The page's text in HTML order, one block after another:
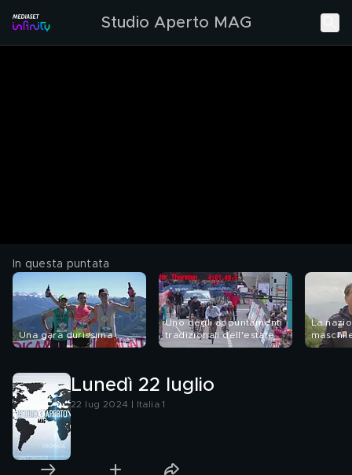
Studio Aperto MAG
In questa puntata
Una gara durissima
Uno degli appuntamenti
tradizionali dell'estate
La
Lunedì 22 luglio
22 lug 2024 | Italia 1